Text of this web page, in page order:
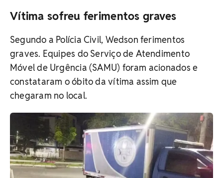
Vítima sofreu ferimentos graves
Segundo a Polícia Civil, Wedson ferimentos
graves. Equipes do Serviço de Atendimento
Móvel de Urgência (SAMU) foram acionados e
constataram o óbito da vítima assim que
chegaram no local.